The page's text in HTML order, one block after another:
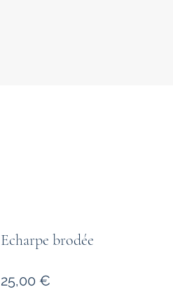
Echarpe brodée
25,00 €